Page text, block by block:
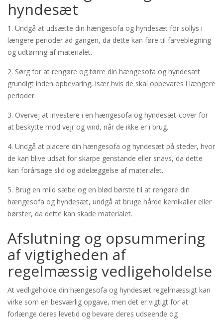
hyndesæt
1. Undgå at udsætte din hængesofa og hyndesæt for sollys i
længere perioder ad gangen, da dette kan føre til farveblegning
og udtørring af materialet.
2. Sørg for at rengøre og tørre din hængesofa og hyndesæt
grundigt inden opbevaring, især hvis de skal opbevares i længere
perioder.
3. Overvej at investere i en hængesofa og hyndesæt-cover for
at beskytte mod vejr og vind, når de ikke er i brug.
4. Undgå at placere din hængesofa og hyndesæt på steder, hvor
de kan blive udsat for skarpe genstande eller snavs, da dette
kan forårsage slid og ødelæggelse af materialet.
5. Brug en mild sæbe og en blød børste til at rengøre din
hængesofa og hyndesæt, undgå at bruge hårde kemikalier eller
børster, da dette kan skade materialet.
Afslutning og opsummering
af vigtigheden af
regelmæssig vedligeholdelse
At vedligeholde din hængesofa og hyndesæt regelmæssigt kan
virke som en besværlig opgave, men det er vigtigt for at
forlænge deres levetid og bevare deres udseende og